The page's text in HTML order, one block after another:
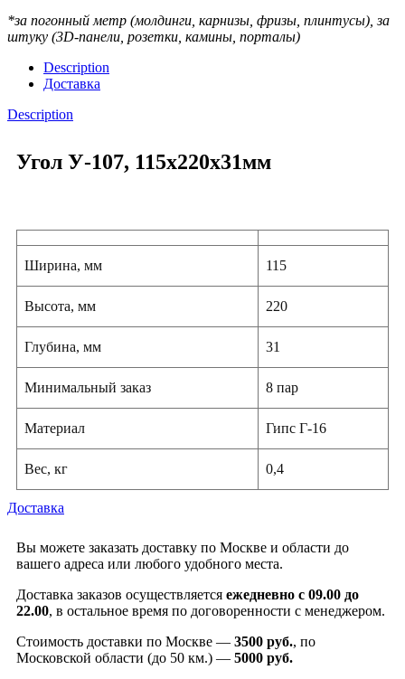
*за погонный метр (молдинги, карнизы, фризы, плинтусы), за
штуку (3D-панели, розетки, камины, порталы)
Description
Доставка
Description
Угол У-107, 115х220х31мм
Ширина, мм 115
Высота, мм 220
Глубина, мм 31
Минимальный заказ 8 пар
Материал Гипс Г-16
Вес, кг 0,4
Доставка
Вы можете заказать доставку по Москве и области до
вашего адреса или любого удобного места.
Доставка заказов осуществляется ежедневно с 09.00 до
22.00, в остальное время по договоренности с менеджером.
Стоимость доставки по Москве — 3500 руб., по
Московской области (до 50 км.) — 5000 руб.